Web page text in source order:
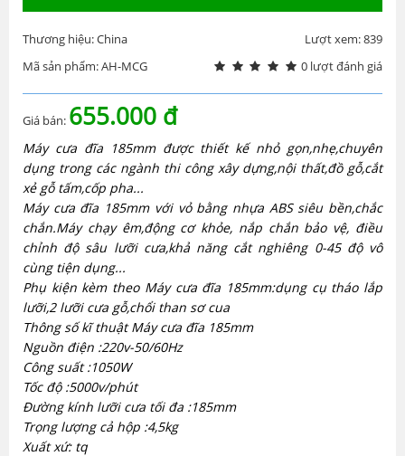
Thương hiệu: China
Lượt xem: 839
Mã sản phẩm: AH-MCG
0 lượt đánh giá
Giá bán: 655.000 đ
Máy cưa đĩa 185mm được thiết kế nhỏ gọn,nhẹ,chuyên
dụng trong các ngành thi công xây dựng,nội thất,đồ gỗ,cắt
xẻ gỗ tấm,cốp pha...
Máy cưa đĩa 185mm với vỏ bằng nhựa ABS siêu bền,chắc
chắn.Máy chạy êm,động cơ khỏe, nắp chắn bảo vệ, điều
chỉnh độ sâu lưỡi cưa,khả năng cắt nghiêng 0-45 độ vô
cùng tiện dụng...
Phụ kiện kèm theo Máy cưa đĩa 185mm:dụng cụ tháo lắp
lưỡi,2 lưỡi cưa gỗ,chổi than sơ cua
Thông số kĩ thuậtMáy cưa đĩa 185mm
Nguồn điện :220v-50/60Hz
Công suất :1050W
Tốc độ :5000v/phút
Đường kính lưỡi cưa tối đa :185mm
Trọng lượng cả hộp :4,5kg
Xuất xứ: tq